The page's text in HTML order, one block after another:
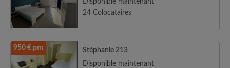
Disponible maintenant
24 Colocataires
950 € pm
Stéphanie 213
Disponible maintenant